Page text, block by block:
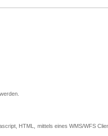
HTML, mittels eines WMS/WFS